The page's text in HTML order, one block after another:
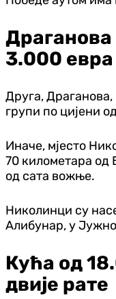
Драганова
3.000 евра
Друга, Драганова,
групи по цијени
Иначе, мјесто
70 километара од
од сата вожње.
Николинци су
Алибунар, у
Кућа од
двије рате